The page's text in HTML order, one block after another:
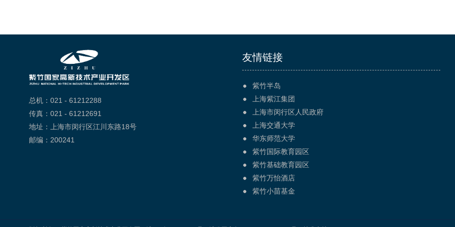
总机：021 - 61212288
传真：021 - 61212691
地址：上海市闵行区江川东路18号
邮编：200241
友情链接
紫竹半岛
上海紫江集团
上海市闵行区人民政府
上海交通大学
华东师范大学
紫竹国际教育园区
紫竹基础教育园区
紫竹万怡酒店
紫竹小苗基金